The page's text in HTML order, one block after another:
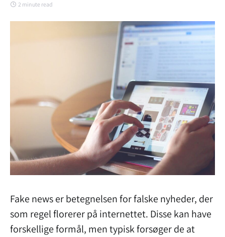
2 minute read
Fake news er betegnelsen for falske nyheder, der
som regel florerer på internettet. Disse kan have
forskellige formål, men typisk forsøger de at